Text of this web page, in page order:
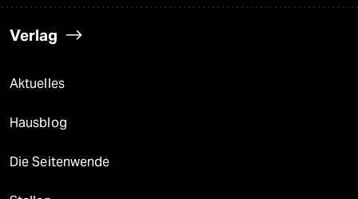
Verlag
Aktuelles
Hausblog
Die Seitenwende